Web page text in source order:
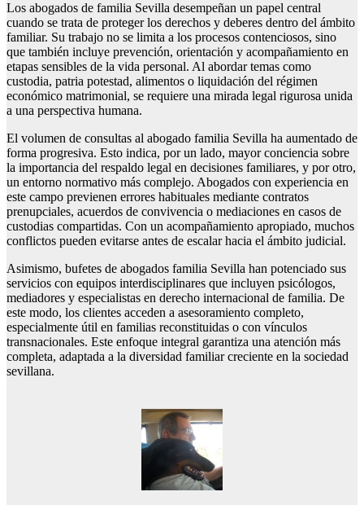
Los abogados de familia Sevilla desempeñan un papel central
cuando se trata de proteger los derechos y deberes dentro del ámbito
familiar. Su trabajo no se limita a los procesos contenciosos, sino
que también incluye prevención, orientación y acompañamiento en
etapas sensibles de la vida personal. Al abordar temas como
custodia, patria potestad, alimentos o liquidación del régimen
económico matrimonial, se requiere una mirada legal rigurosa unida
a una perspectiva humana.
El volumen de consultas al abogado familia Sevilla ha aumentado de
forma progresiva. Esto indica, por un lado, mayor conciencia sobre
la importancia del respaldo legal en decisiones familiares, y por otro,
un entorno normativo más complejo. Abogados con experiencia en
este campo previenen errores habituales mediante contratos
prenupciales, acuerdos de convivencia o mediaciones en casos de
custodias compartidas. Con un acompañamiento apropiado, muchos
conflictos pueden evitarse antes de escalar hacia el ámbito judicial.
Asimismo, bufetes de abogados familia Sevilla han potenciado sus
servicios con equipos interdisciplinares que incluyen psicólogos,
mediadores y especialistas en derecho internacional de familia. De
este modo, los clientes acceden a asesoramiento completo,
especialmente útil en familias reconstituidas o con vínculos
transnacionales. Este enfoque integral garantiza una atención más
completa, adaptada a la diversidad familiar creciente en la sociedad
sevillana.